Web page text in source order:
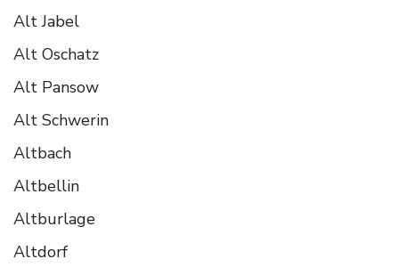
Alt Jabel
Alt Oschatz
Alt Pansow
Alt Schwerin
Altbach
Altbellin
Altburlage
Altdorf